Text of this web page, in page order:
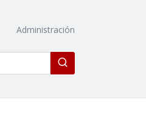
Administración